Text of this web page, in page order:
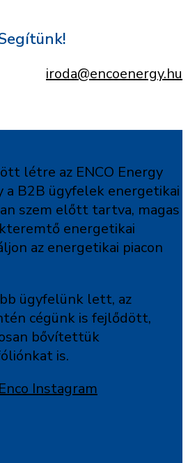
iroda@encoenergy.hu
létre az ENCO Energy
a B2B ügyfelek energetikai
szem előtt tartva, magas
energetikai
az energetikai piacon
ügyfelünk lett, az
cégünk is fejlődött,
bővítettük
is.